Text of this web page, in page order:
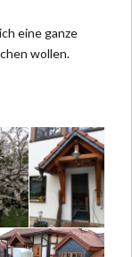
eine ganze
wollen.